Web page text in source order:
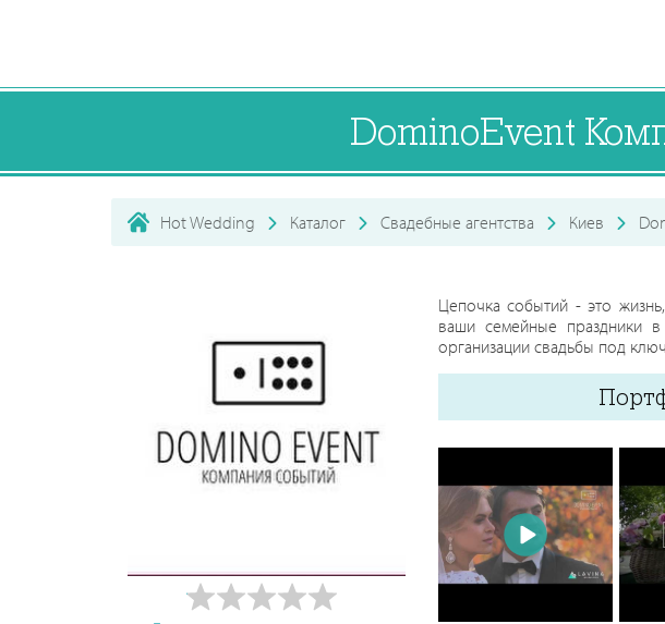
DominoEvent
Hot Wedding Каталог Свадебные агентства Киев
Цепочка событий - это
ваши семейные праздники
организации свадьбы под